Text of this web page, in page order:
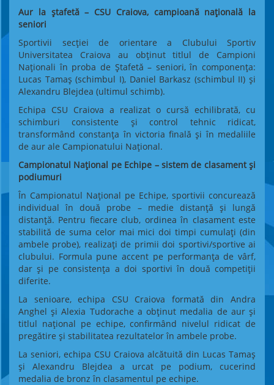
Aur la ștafetă – CSU Craiova, campioană națională la
seniori
Sportivii secției de orientare a Clubului Sportiv
Universitatea Craiova au obținut titlul de Campioni
Naționali în proba de Ștafetă – seniori, în componența:
Lucas Tamaș (schimbul I), Daniel Barkasz (schimbul II) și
Alexandru Blejdea (ultimul schimb).
Echipa CSU Craiova a realizat o cursă echilibrată, cu
schimburi consistente și control tehnic ridicat,
transformând constanța în victoria finală și în medaliile
de aur ale Campionatului Național.
Campionatul Național pe Echipe – sistem de clasament și
podiumuri
În Campionatul Național pe Echipe, sportivii concurează
individual în două probe – medie distanță și lungă
distanță. Pentru fiecare club, ordinea în clasament este
stabilită de suma celor mai mici doi timpi cumulați (din
ambele probe), realizați de primii doi sportivi/sportive ai
clubului. Formula pune accent pe performanța de vârf,
dar și pe consistența a doi sportivi în două competiții
diferite.
La senioare, echipa CSU Craiova formată din Andra
Anghel și Alexia Tudorache a obținut medalia de aur și
titlul național pe echipe, confirmând nivelul ridicat de
pregătire și stabilitatea rezultatelor în ambele probe.
La seniori, echipa CSU Craiova alcătuită din Lucas Tamaș
și Alexandru Blejdea a urcat pe podium, cucerind
medalia de bronz în clasamentul pe echipe.